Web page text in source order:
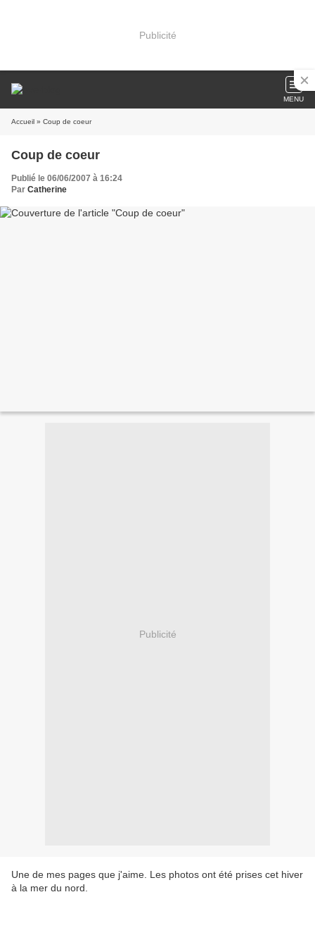
Publicité
MENU
Accueil » Coup de coeur
Coup de coeur
Publié le 06/06/2007 à 16:24
Par Catherine
Publicité
Une de mes pages que j'aime. Les photos ont été prises cet hiver
à la mer du nord.